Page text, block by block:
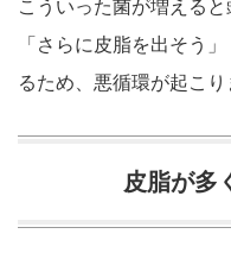
こういった菌が増える
「さらに皮脂を出そう
るため、悪循環が起こり
皮脂が多